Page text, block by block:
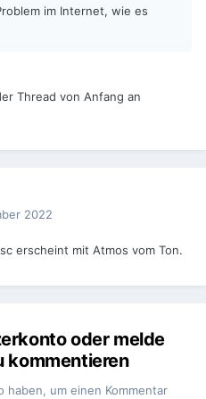
im Internet, wie es
Thread von Anfang an
2022
erscheint mit Atmos vom Ton.
oder melde
kommentieren
haben, um einen Kommentar